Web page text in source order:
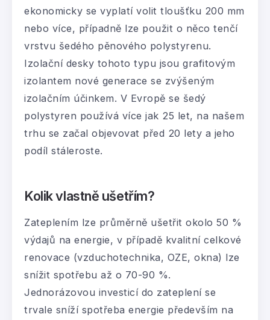
ekonomicky se vyplatí volit tloušťku 200 mm
nebo více, případně lze použit o něco tenčí
vrstvu šedého pěnového polystyrenu.
Izolační desky tohoto typu jsou grafitovým
izolantem nové generace se zvýšeným
izolačním účinkem. V Evropě se šedý
polystyren používá více jak 25 let, na našem
trhu se začal objevovat před 20 lety a jeho
podíl stáleroste.
Kolik vlastně ušetřím?
Zateplením lze průměrně ušetřit okolo 50 %
výdajů na energie, v případě kvalitní celkové
renovace (vzduchotechnika, OZE, okna) lze
snížit spotřebu až o 70-90 %.
Jednorázovou investicí do zateplení se
trvale sníží spotřeba energie především na